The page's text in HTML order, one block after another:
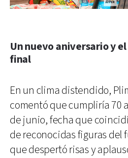
Un nuevo aniversario y
final
En un clima distendido,
comentó que cumpliría 70
de junio, fecha que
de reconocidas figuras del
que despertó risas y